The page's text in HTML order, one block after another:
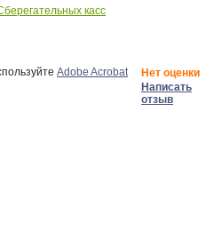
касс
Adobe Acrobat
Нет оценки
Написать
отзыв